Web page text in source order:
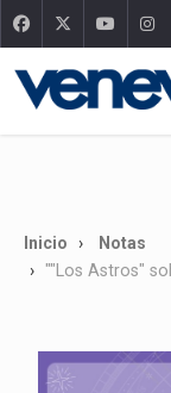
Inicio
Notas
""Los Astros"